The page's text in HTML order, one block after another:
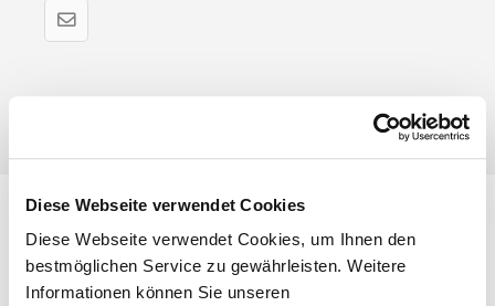
Diese Webseite verwendet Cookies
Diese Webseite verwendet Cookies, um Ihnen den
bestmöglichen Service zu gewährleisten. Weitere
Informationen können Sie unseren